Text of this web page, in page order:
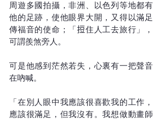
周遊多國拍攝，非洲、以色列等地都有
他的足跡，使他眼界大開，又得以滿足
傳福音的使命；「𢭃住人工去旅行」，
可謂羨煞旁人。
可是他感到茫然若失，心裏有一把聲音
在吶喊。
「在別人眼中我應該很喜歡我的工作，
應該很滿足，但我沒有。我想做動畫師